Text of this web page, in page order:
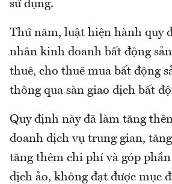
sử dụng.
Thứ năm, luật hiện hành quy
nhân kinh doanh bất động
thuê, cho thuê mua bất động
thông qua sàn giao dịch bất
Quy định này đã làm tăng
doanh dịch vụ trung gian,
tăng thêm chi phí và góp
dịch ảo, không đạt được mục